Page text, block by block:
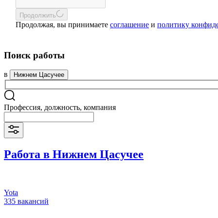
Продолжить
Продолжая, вы принимаете соглашение и политику
Поиск работы
в Нижнем Цасучее
Профессия, должность, компания
Работа в Нижнем Цасучее
Yota
335 вакансий